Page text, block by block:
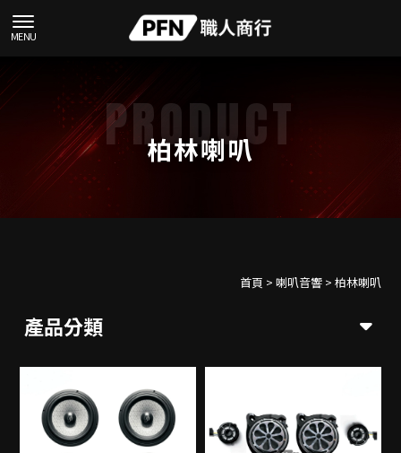
柏林喇叭
首頁 > 喇叭音響> 柏林喇叭
產品分類